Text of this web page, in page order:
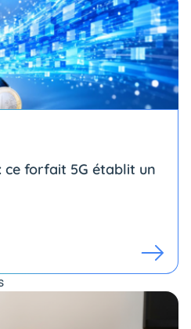
ce forfait 5G établit un